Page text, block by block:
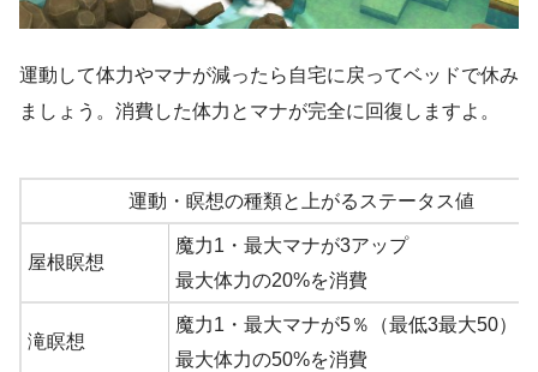
運動して体力やマナが減ったら自宅に戻ってベッドで休み
ましょう。消費した体力とマナが完全に回復しますよ。
運動・瞑想の種類と上がるステータス値
屋根瞑想
魔力1・最大マナが3アップ
最大体力の20%を消費
滝瞑想
魔力1・最大マナが5％（最低3最大50）
最大体力の50%を消費